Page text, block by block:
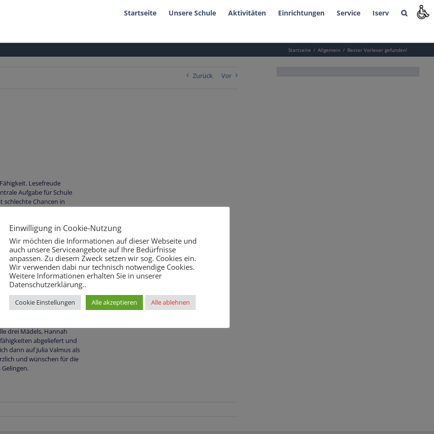
Startseite Unsere Schule Aktivitäten Einrichtungen Service Iserv
Startseite Allgemein Bester Vorleser gefunden!
Zurück Vor
Lesefreude
Aufgabe für Schule
schlechte Chancen in
bundesweit
und Schularten.
immer wieder sehr
geübt,
Regelmäßig
zu ermitteln. Jede/r muss
und des örtlichen
Frendtext vorlesen. Zur
drei Mädels, Hannah
abgeliefert und
dann auf Julia Valmus als
und wünschen für die
Einwilligung in Cookie-Nutzung
Wir möchten die Informationen auf dieser Webseite und
auch unsere Serviceangebote auf Ihre Bedürfnisse
anpassen. Zu diesem Zweck setzen wir sog. Cookies ein.
Wir verwenden dabi nur technisch notwendige Cookies.
Weitere Informationen erhalten Sie in unserer
Datenschutzerklärung..
Cookie Einstellungen Alle akzeptieren Alle ablehnen